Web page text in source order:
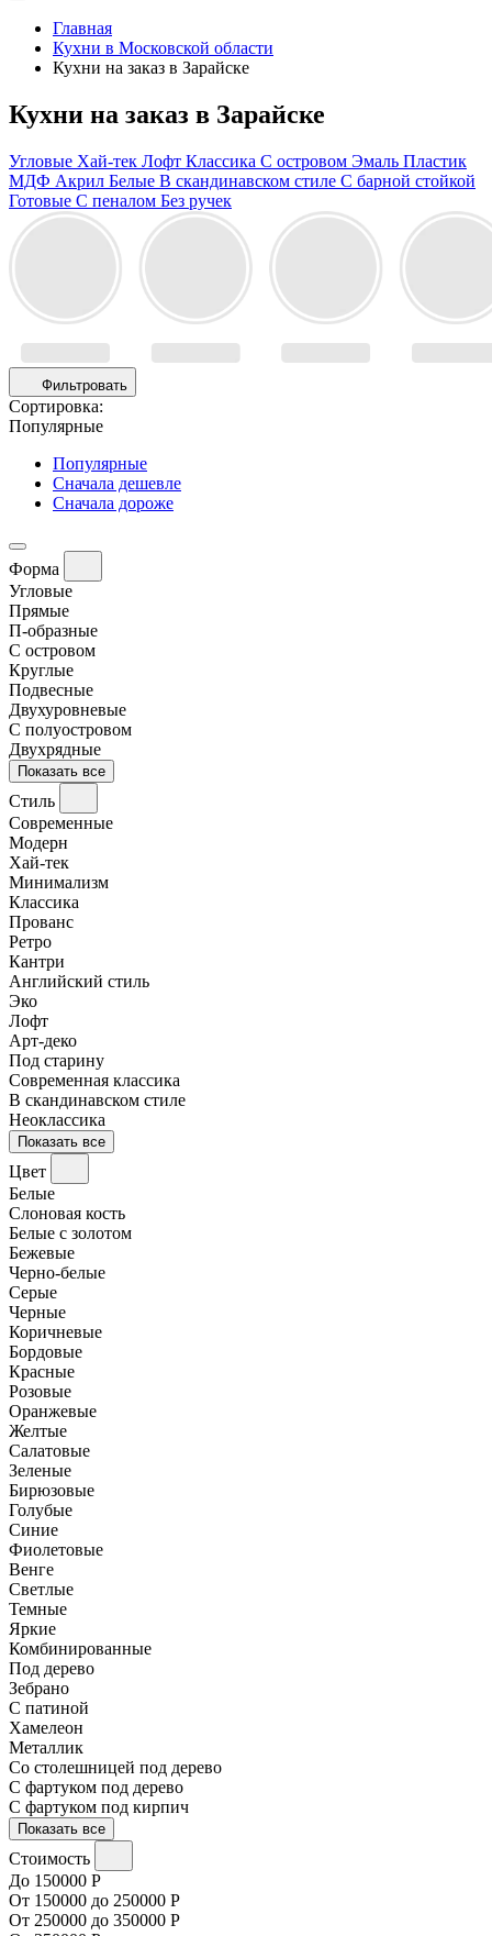
Главная
Кухни в Московской области
Кухни на заказ в Зарайске
Кухни на заказ в Зарайске
Угловые Хай-тек Лофт Классика С островом Эмаль Пластик
МДФ Акрил Белые В скандинавском стиле С барной стойкой
Готовые С пеналом Без ручек
Фильтровать
Сортировка:
Популярные
Популярные
Сначала дешевле
Сначала дороже
Форма
Угловые
Прямые
П-образные
С островом
Круглые
Подвесные
Двухуровневые
С полуостровом
Двухрядные
Показать все
Стиль
Современные
Модерн
Хай-тек
Минимализм
Классика
Прованс
Ретро
Кантри
Английский стиль
Эко
Лофт
Арт-деко
Под старину
Современная классика
В скандинавском стиле
Неоклассика
Показать все
Цвет
Белые
Слоновая кость
Белые с золотом
Бежевые
Черно-белые
Серые
Черные
Коричневые
Бордовые
Красные
Розовые
Оранжевые
Желтые
Салатовые
Зеленые
Бирюзовые
Голубые
Синие
Фиолетовые
Венге
Светлые
Темные
Яркие
Комбинированные
Под дерево
Зебрано
С патиной
Хамелеон
Металлик
Со столешницей под дерево
С фартуком под дерево
С фартуком под кирпич
Показать все
Стоимость
До 150000 Р
От 150000 до 250000 Р
От 250000 до 350000 Р